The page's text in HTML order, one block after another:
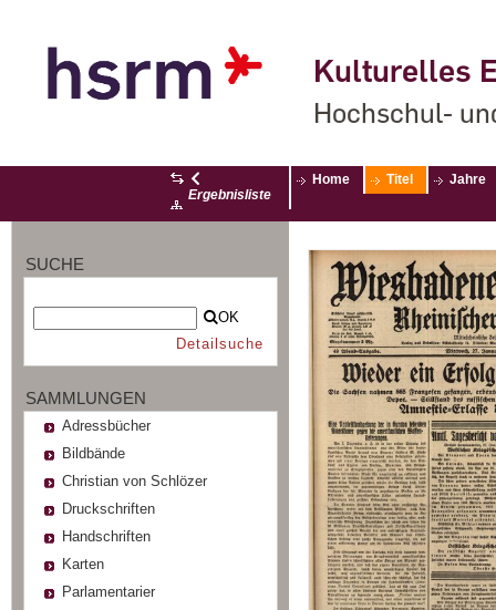
Kulturelles
Hochschul-
Ergebnisliste
Home Titel Jahre
SUCHE
OK
Detailsuche
SAMMLUNGEN
Adressbücher
Bildbände
Christian von Schlözer
Druckschriften
Handschriften
Karten
Parlamentarier